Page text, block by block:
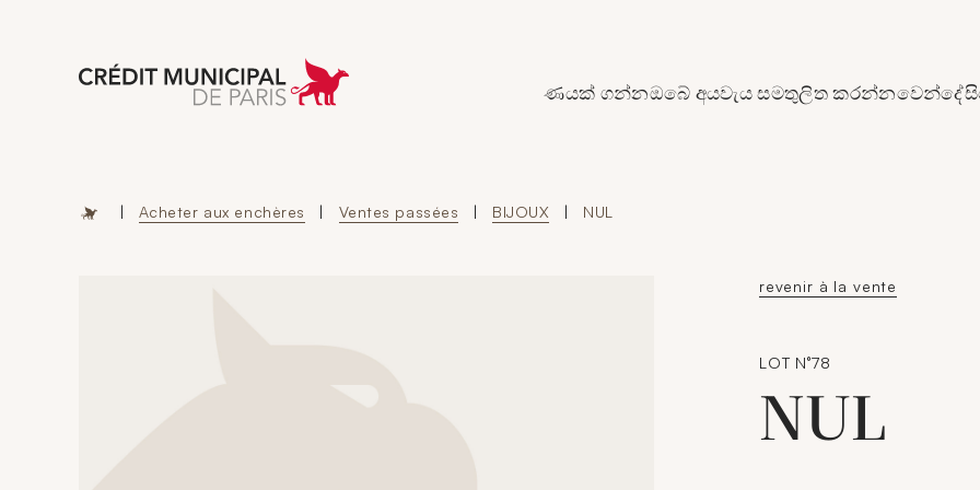
Aller à l'accueil de Crédit Municipal de Paris
ණයක් ගන්නඔබේ අයවැය සමතුලිත කරන්න
| Acheter aux enchères | Ventes passées | BIJOUX | NUL
revenir à la vente
LOT N°78
NUL